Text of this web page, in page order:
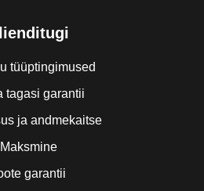
tüüptingimused
tagasi garantii
ja andmekaitse
Maksmine
garantii